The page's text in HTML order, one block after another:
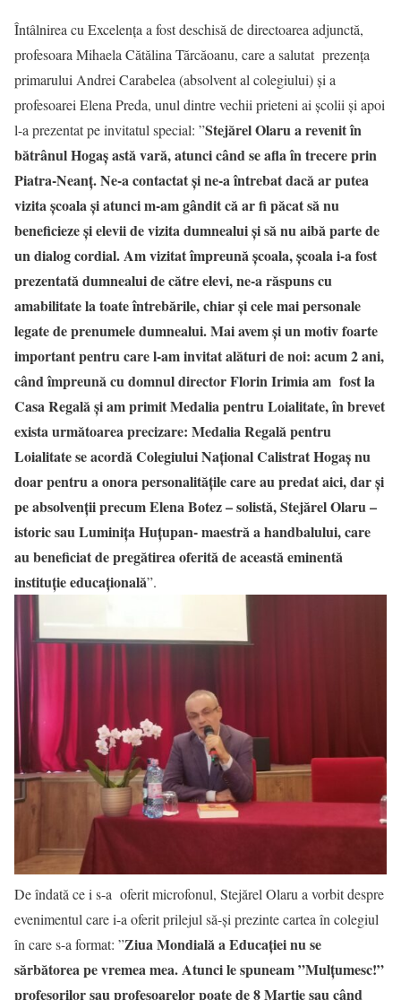
Întâlnirea cu Excelența a fost deschisă de directoarea adjunctă,
profesoara Mihaela Cătălina Tărcăoanu, care a salutat prezența
primarului Andrei Carabelea (absolvent al colegiului) și a
profesoarei Elena Preda, unul dintre vechii prieteni ai școlii și apoi
l-a prezentat pe invitatul special: ”Stejărel Olaru a revenit în
bătrânul Hogaș astă vară, atunci când se afla în trecere prin
Piatra-Neanț. Ne-a contactat și ne-a întrebat dacă ar putea
vizita școala și atunci m-am gândit că ar fi păcat să nu
beneficieze și elevii de vizita dumnealui și să nu aibă parte de
un dialog cordial. Am vizitat împreună școala, școala i-a fost
prezentată dumnealui de către elevi, ne-a răspuns cu
amabilitate la toate întrebările, chiar și cele mai personale
legate de prenumele dumnealui. Mai avem și un motiv foarte
important pentru care l-am invitat alături de noi: acum 2 ani,
când împreună cu domnul director Florin Irimia am fost la
Casa Regală și am primit Medalia pentru Loialitate, în brevet
exista următoarea precizare: Medalia Regală pentru
Loialitate se acordă Colegiului Național Calistrat Hogaș nu
doar pentru a onora personalitățile care au predat aici, dar și
pe absolvenții precum Elena Botez – solistă, Stejărel Olaru –
istoric sau Luminița Huțupan- maestră a handbalului, care
au beneficiat de pregătirea oferită de această eminentă
instituție educațională”.
De îndată ce i s-a oferit microfonul, Stejărel Olaru a vorbit despre
evenimentul care i-a oferit prilejul să-și prezinte cartea în colegiul
în care s-a format: ”Ziua Mondială a Educației nu se
sărbătorea pe vremea mea. Atunci le spuneam ”Mulțumesc!”
profesorilor sau profesoarelor poate de 8 Martie sau când